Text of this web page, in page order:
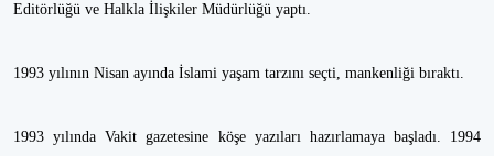
Editörlüğü ve Halkla İlişkiler Müdürlüğü yaptı.
1993 yılının Nisan ayında İslami yaşam tarzını seçti, mankenliği bıraktı.
1993 yılında Vakit gazetesine köşe yazıları hazırlamaya başladı. 1994